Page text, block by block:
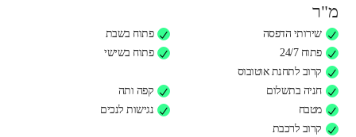
מ"ר
שירותי הדפסה
פתוח בשבת
פתוח 24/7
פתוח בשישי
קרוב לתחנת אוטובוס
חניה בתשלום
קפה ותה
מטבח
נגישות לנכים
קרוב לרכבת